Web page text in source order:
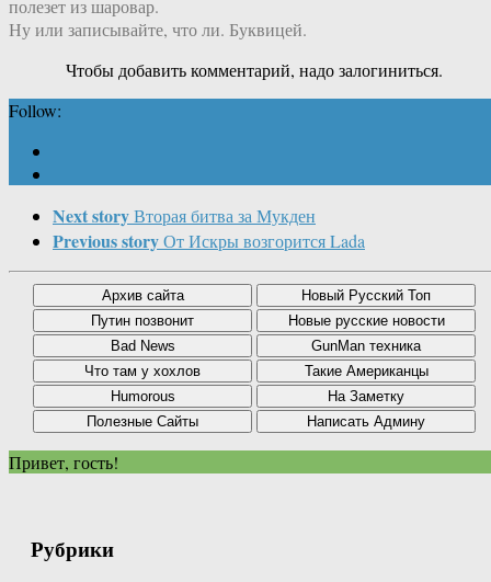
полезет из шаровар.
Ну или записывайте, что ли. Буквицей.
Чтобы добавить комментарий, надо залогиниться.
Follow:
Next storyВторая битва за Мукден
Previous storyОт Искры возгорится Lada
Привет, гость!
Рубрики